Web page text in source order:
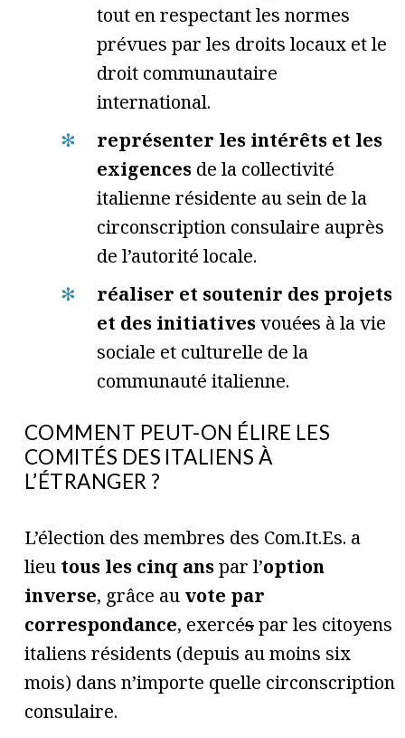
tout en respectant les normes
prévues par les droits locaux et le
droit communautaire
international.
représenter les intérêts et les
exigences de la collectivité
italienne résidente au sein de la
circonscription consulaire auprès
de l’autorité locale.
réaliser et soutenir des projets
et des initiativesvouées à la vie
sociale et culturelle de la
communauté italienne.
COMMENT PEUT-ON ÉLIRE LES
COMITÉS DES ITALIENS À
L’ÉTRANGER ?
L’élection des membres des Com.It.Es. a
lieu tous les cinq anspar l’option
inverse, grâce au vote par
correspondance, exercéspar les citoyens
italiens résidents (depuis au moins six
mois) dans n’importe quelle circonscription
consulaire.